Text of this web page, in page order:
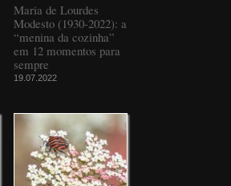
Maria de Lourdes
Modesto (1930-2022): a
“menina da cozinha”
em 12 momentos para
sempre
19.07.2022